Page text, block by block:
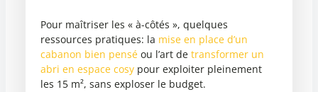
Pour maîtriser les « à-côtés », quelques
ressources pratiques: la mise en place d’un
cabanon bien penséou l’art de transformer un
abri en espace cosypour exploiter pleinement
les 15 m², sans exploser le budget.